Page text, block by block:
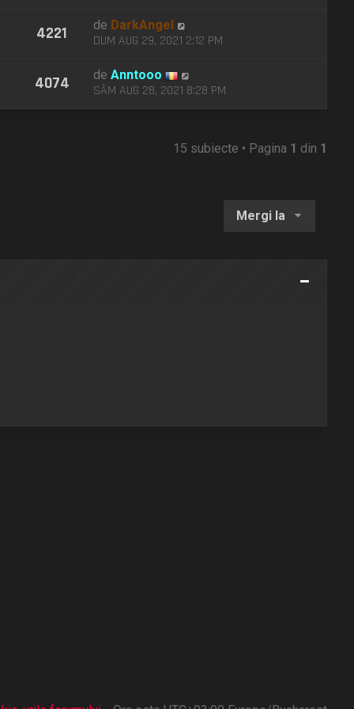
4221 de DarkAngel
DUM AUG 29, 2021 2:12 PM
4074 deAnntooo
SÂM AUG 28, 2021 8:28 PM
15 subiecte • Pagina 1 din 1
Mergi la